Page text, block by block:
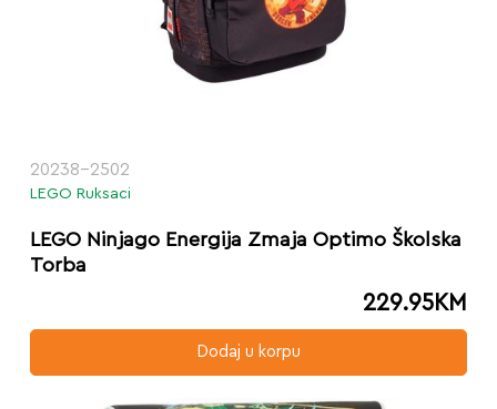
20238-2502
LEGO Ruksaci
LEGO Ninjago Energija Zmaja Optimo Školska
Torba
229.95KM
Dodaj u korpu